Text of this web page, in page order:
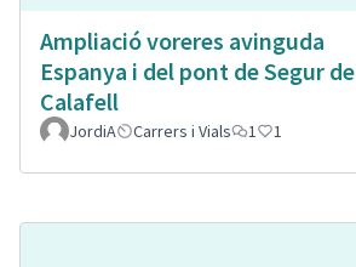
Ampliació voreres avinguda
Espanya i del pont de Segur de
Calafell
JordiA Carrers i Vials 1 1